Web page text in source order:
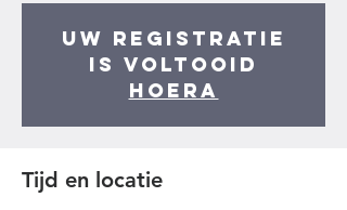
Uw registratie
is voltooid
Hoera
Tijd en locatie